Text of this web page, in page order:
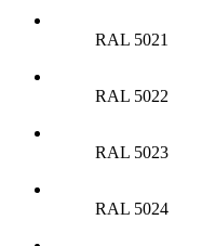
RAL 5021
RAL 5022
RAL 5023
RAL 5024